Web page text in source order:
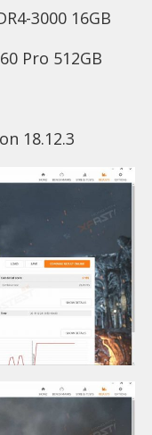
3000 16GB
Pro 512GB
18.12.3